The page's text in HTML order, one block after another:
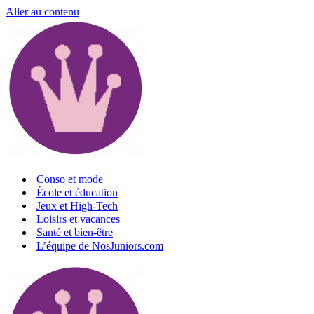
Aller au contenu
Conso et mode
École et éducation
Jeux et High-Tech
Loisirs et vacances
Santé et bien-être
L’équipe de NosJuniors.com